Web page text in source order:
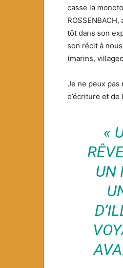
casse la
tôt dans son
son récit à
(marins,
Je ne peux
d’écriture et
«
UN